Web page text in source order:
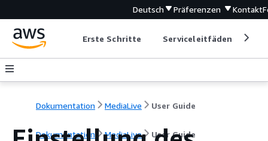
Deutsch Präferenzen Kontakt
Erste Schritte Serviceleitfäden
Dokumentation MediaLive User Guide
Dokumentation MediaLive User Guide